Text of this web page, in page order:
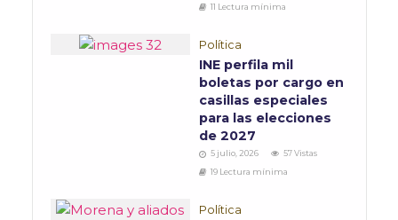
11 Lectura mínima
Política
INE perfila mil
boletas por cargo en
casillas especiales
para las elecciones
de 2027
5 julio, 2026
57 Vistas
19 Lectura mínima
Política